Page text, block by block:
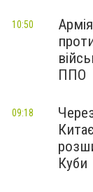
ППО
10:50
Куби
09:18